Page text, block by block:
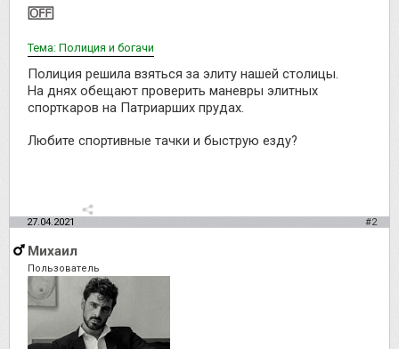
Тема: Полиция и богачи
Полиция решила взяться за элиту нашей столицы.
На днях обещают проверить маневры элитных
спорткаров на Патриарших прудах.
Любите спортивные тачки и быструю езду?
27.04.2021 #2
Михаил
Пользователь